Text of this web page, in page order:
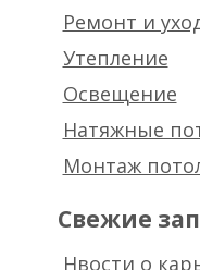
Ремонт и
Утепление
Освещение
Натяжные
Монтаж
Свежие
Нвости о